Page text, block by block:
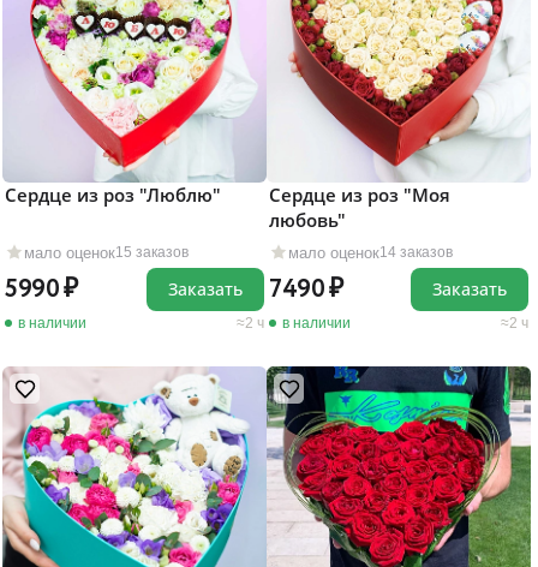
мало оценок15 заказов
Сердце из роз "Люблю"
5990
в наличии 2 ч
Заказать
мало оценок14 заказов
Сердце из роз "Моя
любовь"
7490
в наличии 2 ч
Заказать